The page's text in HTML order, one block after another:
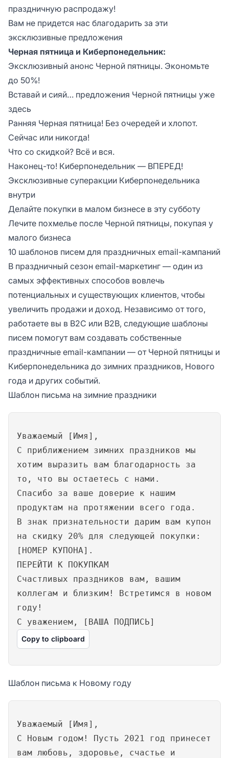
праздничную распродажу!
Вам не придется нас благодарить за эти
эксклюзивные предложения
Черная пятница и Киберпонедельник:
Эксклюзивный анонс Черной пятницы. Экономьте
до 50%!
Вставай и сияй… предложения Черной пятницы уже
здесь
Ранняя Черная пятница! Без очередей и хлопот.
Сейчас или никогда!
Что со скидкой? Всё и вся.
Наконец-то! Киберпонедельник — ВПЕРЕД!
Эксклюзивные суперакции Киберпонедельника
внутри
Делайте покупки в малом бизнесе в эту субботу
Лечите похмелье после Черной пятницы, покупая у
малого бизнеса
10 шаблонов писем для праздничных email-кампаний
В праздничный сезон email-маркетинг — один из
самых эффективных способов вовлечь
потенциальных и существующих клиентов, чтобы
увеличить продажи и доход. Независимо от того,
работаете вы в B2C или B2B, следующие шаблоны
писем помогут вам создавать собственные
праздничные email-кампании — от Черной пятницы и
Киберпонедельника до зимних праздников, Нового
года и других событий.
Шаблон письма на зимние праздники
Уважаемый [Имя],
С приближением зимних праздников мы
хотим выразить вам благодарность за
то, что вы остаетесь с нами.
Спасибо за ваше доверие к нашим
продуктам на протяжении всего года.
В знак признательности дарим вам купон
на скидку 20% для следующей покупки:
[НОМЕР КУПОНА].
ПЕРЕЙТИ К ПОКУПКАМ
Счастливых праздников вам, вашим
коллегам и близким! Встретимся в новом
году!
С уважением, [ВАША ПОДПИСЬ]
Copy to clipboard
Шаблон письма к Новому году
Уважаемый [Имя],
С Новым годом! Пусть 2021 год принесет
вам любовь, здоровье, счастье и